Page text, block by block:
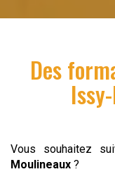
Des
Vous souhaitez
Moulineaux ?